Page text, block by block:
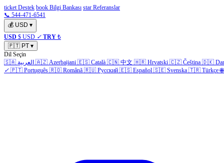
ticket Destek book Bilgi Bankası star Referanslar
📞 544-471-6541
💰 USD ▾
USD $ USD ✓ TRY ₺
🇵🇹 PT ▾
Dil Seçin
🇸🇦 العربية 🇦🇿 Azerbaijani 🇪🇸 Català 🇨🇳 中文 🇭🇷 Hrvatski 🇨🇿 Čeština 🇩🇰
✓ 🇵🇹 Português 🇷🇴 Română 🇷🇺 Русский 🇪🇸 Español 🇸🇪 Svenska 🇹🇷 Türkçe 🌐